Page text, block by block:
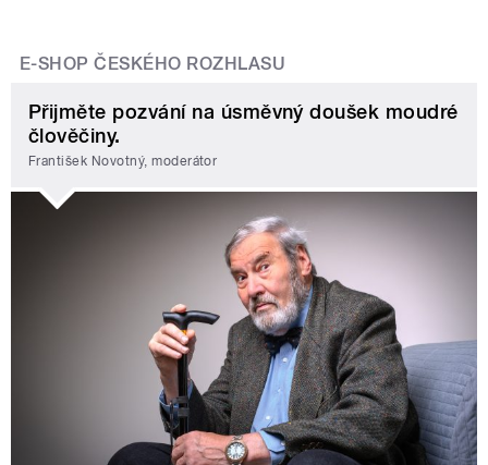
E-SHOP ČESKÉHO ROZHLASU
Přijměte pozvání na úsměvný doušek moudré
člověčiny.
František Novotný, moderátor